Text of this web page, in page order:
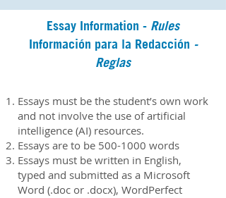
Essay Information - Rules
Información para la Redacción -
Reglas
Essays must be the student’s own work
and not involve the use of artificial
intelligence (AI) resources.
Essays are to be 500-1000 words
Essays must be written in English,
typed and submitted as a Microsoft
Word (.doc or .docx), WordPerfect